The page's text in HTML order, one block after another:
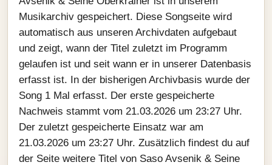
Musikarchiv gespeichert. Diese Songseite wird
automatisch aus unseren Archivdaten aufgebaut
und zeigt, wann der Titel zuletzt im Programm
gelaufen ist und seit wann er in unserer Datenbasis
erfasst ist. In der bisherigen Archivbasis wurde der
Song 1 Mal erfasst. Der erste gespeicherte
Nachweis stammt vom 21.03.2026 um 23:27 Uhr.
Der zuletzt gespeicherte Einsatz war am
21.03.2026 um 23:27 Uhr. Zusätzlich findest du auf
der Seite weitere Titel von Saso Avsenik & Seine